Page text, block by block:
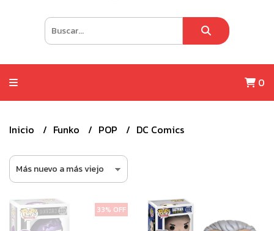
0
Inicio Funko POP DC Comics
33% OFF